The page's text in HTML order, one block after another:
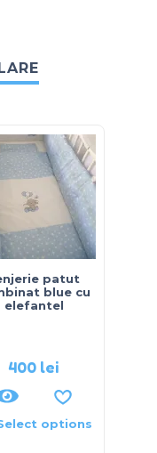
patut
blue cu
elefantel
400 lei
options